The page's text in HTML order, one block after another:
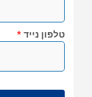
טלפון נייד *